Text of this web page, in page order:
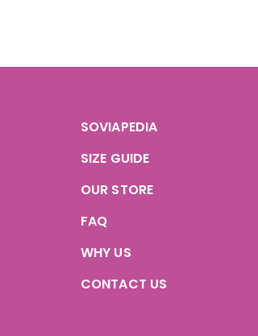
SOVIAPEDIA
SIZE GUIDE
OUR STORE
FAQ
WHY US
CONTACT US